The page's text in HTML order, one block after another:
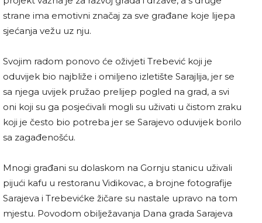
strane ima emotivni značaj za sve građane koje lijepa
sjećanja vežu uz nju.
Svojim radom ponovo će oživjeti Trebević koji je
oduvijek bio najbliže i omiljeno izletište Sarajlija, jer se
sa njega uvijek pružao prelijep pogled na grad, a svi
oni koji su ga posjećivali mogli su uživati u čistom zraku
koji je često bio potreba jer se Sarajevo oduvijek borilo
sa zagađenošću.
Mnogi građani su dolaskom na Gornju stanicu uživali
pijući kafu u restoranu Vidikovac, a brojne fotografije
Sarajeva i Trebevićke žičare su nastale upravo na tom
mjestu. Povodom obilježavanja Dana grada Sarajeva